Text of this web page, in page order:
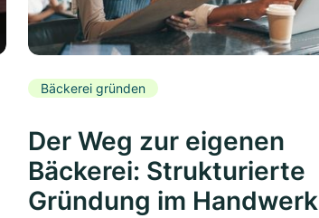
Bäckerei gründen
Der Weg zur eigenen
Bäckerei: Strukturierte
Gründung im Handwerk